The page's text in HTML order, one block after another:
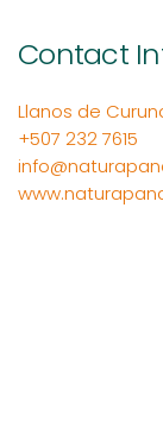
Contact
Llanos de
+507 232 7615